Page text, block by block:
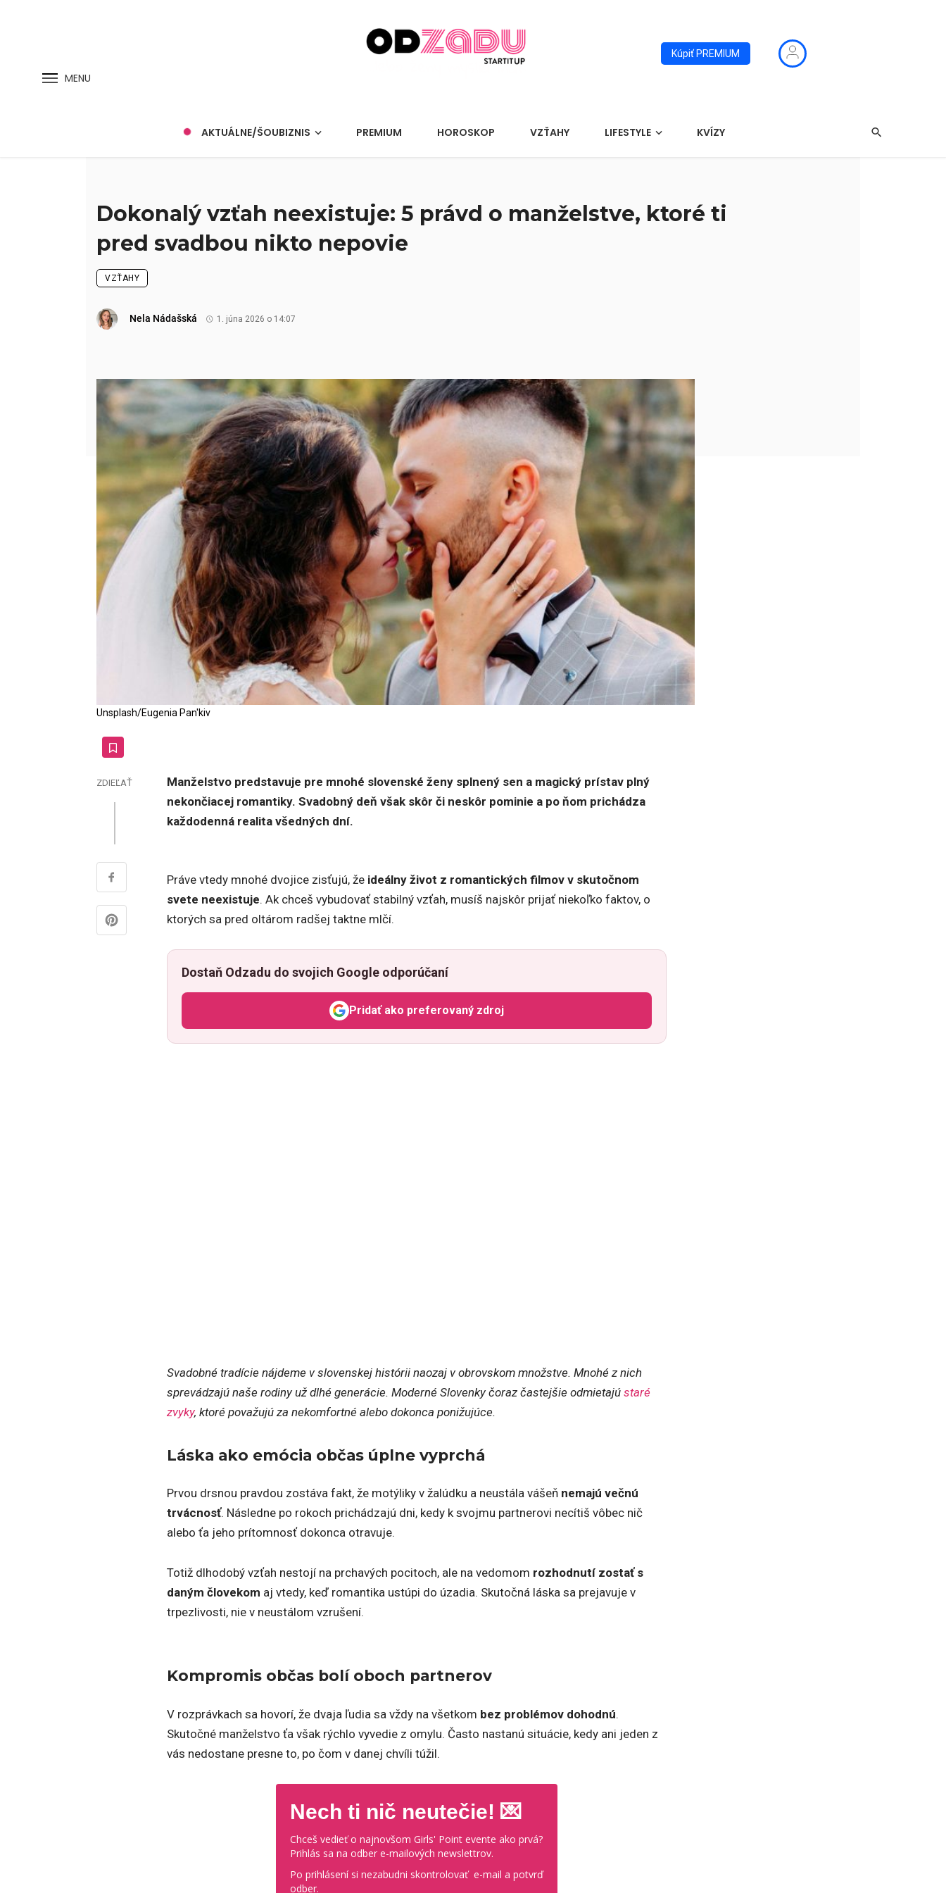
MENU
Kúpiť PREMIUM
AKTUÁLNE/ŠOUBIZNIS PREMIUM HOROSKOP VZŤAHY LIFESTYLE KVÍZY
Dokonalý vzťah neexistuje: 5 právd o manželstve, ktoré ti
pred svadbou nikto nepovie
VZŤAHY
Nela Nádašská 1. júna 2026 o 14:07
Unsplash/Eugenia Pan'kiv
ZDIEĽAŤ
Manželstvo predstavuje pre mnohé slovenské ženy splnený sen a magický prístav plný
nekončiacej romantiky. Svadobný deň však skôr či neskôr pominie a po ňom prichádza
každodenná realita všedných dní.
Práve vtedy mnohé dvojice zisťujú, že ideálny život z romantických filmov v skutočnom
svete neexistuje. Ak chceš vybudovať stabilný vzťah, musíš najskôr prijať niekoľko faktov, o
ktorých sa pred oltárom radšej taktne mlčí.
Dostaň Odzadu do svojich Google odporúčaní
Pridať ako preferovaný zdroj
Odzadu, odkaz sa otvorí v novom okne
Svadobné tradície nájdeme v slovenskej histórii naozaj v obrovskom množstve. Mnohé z nich
sprevádzajú naše rodiny už dlhé generácie. Moderné Slovenky čoraz častejšie odmietajú staré
zvyky, ktoré považujú za nekomfortné alebo dokonca ponižujúce.
Láska ako emócia občas úplne vyprchá
Prvou drsnou pravdou zostáva fakt, že motýliky v žalúdku a neustála vášeň nemajú večnú
trvácnosť. Následne po rokoch prichádzajú dni, kedy k svojmu partnerovi necítiš vôbec nič
alebo ťa jeho prítomnosť dokonca otravuje.
Totiž dlhodobý vzťah nestojí na prchavých pocitoch, ale na vedomom rozhodnutí zostať s
daným človekom aj vtedy, keď romantika ustúpi do úzadia. Skutočná láska sa prejavuje v
trpezlivosti, nie v neustálom vzrušení.
Kompromis občas bolí oboch partnerov
V rozprávkach sa hovorí, že dvaja ľudia sa vždy na všetkom bez problémov dohodnú.
Skutočné manželstvo ťa však rýchlo vyvedie z omylu. Často nastanú situácie, kedy ani jeden z
vás nedostane presne to, po čom v danej chvíli túžil.
Nech ti nič neutečie! 💌
Chceš vedieť o najnovšom Girls' Point evente ako prvá?
Prihlás sa na odber e-mailových newslettrov.
Po prihlásení si nezabudni skontrolovať e-mail a potvrď
odber.